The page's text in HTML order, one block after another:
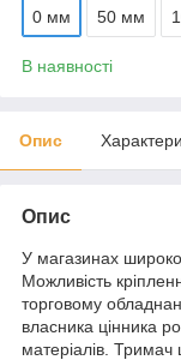
0 мм 50 мм
В наявності
Опис
Опис
У магазинах широко
Можливість
торговому
власника цінника
матеріалів. Тримач